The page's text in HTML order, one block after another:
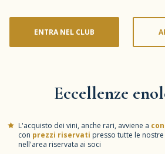
ENTRA NEL CLUB
Eccellenze
L'acquisto dei vini, anche rari, avviene a
con prezzi riservati presso tutte le
nell'area riservata ai soci